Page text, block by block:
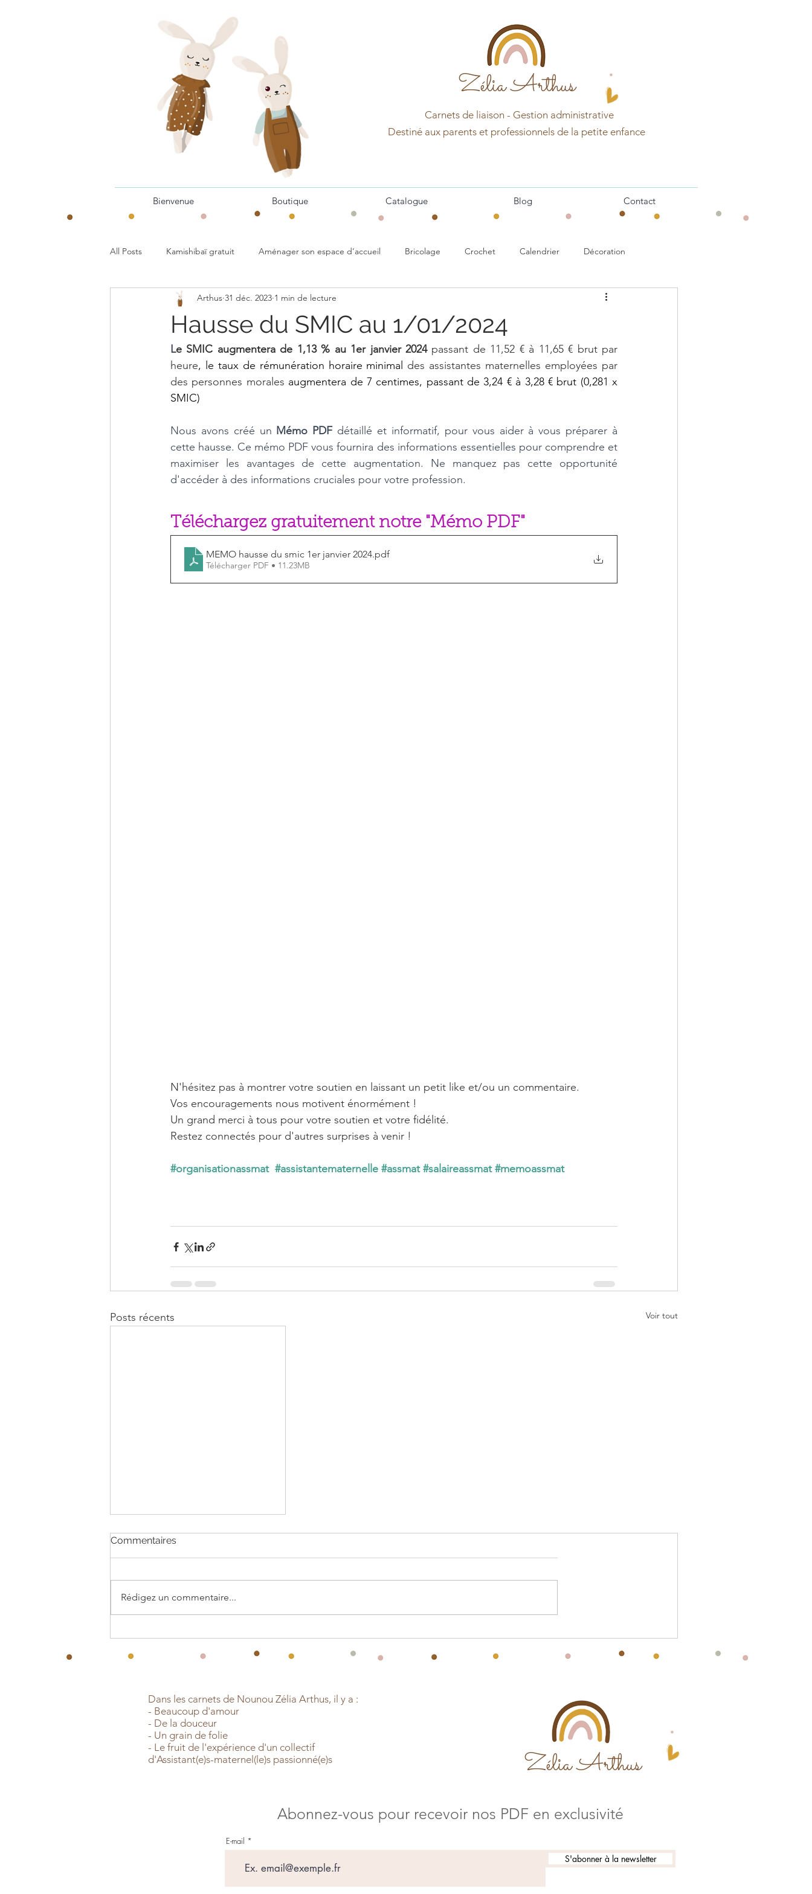
Zélia Arthus
Carnets de liaison - Gestion administrative
Destiné aux parents et professionnels de la petite enfance
Bienvenue Boutique Catalogue Blog Contact
All Posts Kamishibaï gratuit Aménager son espace d’accueil Bricolage Crochet Calendrier Décoration
Organisation Assmat Souvenir Actualité Assmat
Hausse du SMIC au 1/01/2024
Arthus 31 déc. 2023 1 min de lecture
Le SMIC augmentera de 1,13 % au 1er janvier 2024 passant de 11,52 € à 11,65 € brut par
heure, le taux de rémunération horaire minimal des assistantes maternelles employées par
des personnes morales augmentera de 7 centimes, passant de 3,24 € à 3,28 € brut (0,281 x
SMIC)
Nous avons créé un Mémo PDF détaillé et informatif, pour vous aider à vous préparer à
cette hausse. Ce mémo PDF vous fournira des informations essentielles pour comprendre et
maximiser les avantages de cette augmentation. Ne manquez pas cette opportunité
d'accéder à des informations cruciales pour votre profession.
Téléchargez gratuitement notre "Mémo PDF"
MEMO hausse du smic 1er janvier 2024.pdf
Télécharger PDF • 11.23MB
N'hésitez pas à montrer votre soutien en laissant un petit like et/ou un commentaire.
Vos encouragements nous motivent énormément !
Un grand merci à tous pour votre soutien et votre fidélité.
Restez connectés pour d'autres surprises à venir !
#organisationassmat #assistantematernelle #assmat #salaireassmat #memoassmat
Posts récents Voir tout
1/09/2023
Commentaires
Rédigez un commentaire...
Zélia Arthus
Dans les carnets de Nounou Zélia Arthus, il y a :
- Beaucoup d'amour
- De la douceur
- Un grain de folie
- Le fruit de l'expérience d'un collectif
d'Assistant(e)s-maternel(le)s passionné(e)s
Abonnez-vous pour recevoir nos PDF en exclusivité
E-mail
S'abonner à la newsletter